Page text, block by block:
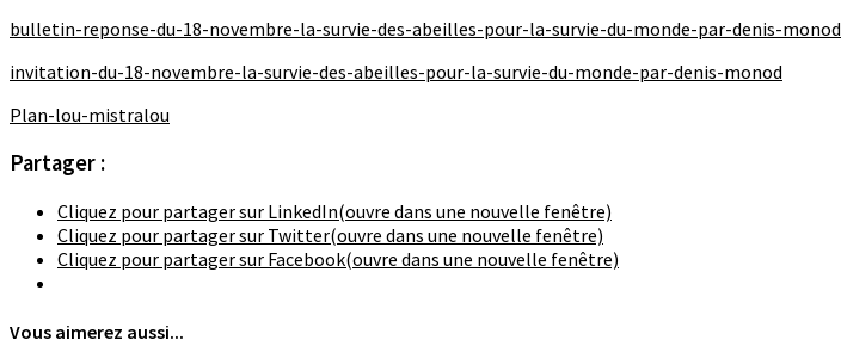
bulletin-reponse-du-18-novembre-la-survie-des-abeilles-pour-la-survie-du-monde-par-denis-monod
invitation-du-18-novembre-la-survie-des-abeilles-pour-la-survie-du-monde-par-denis-monod
Plan-lou-mistralou
Partager :
Cliquez pour partager sur LinkedIn(ouvre dans une nouvelle fenêtre)
Cliquez pour partager sur Twitter(ouvre dans une nouvelle fenêtre)
Cliquez pour partager sur Facebook(ouvre dans une nouvelle fenêtre)
Vous aimerez aussi...